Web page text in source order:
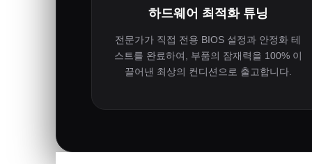
하드웨어 최적화 튜닝
전문가가 직접 전용 BIOS 설정과 안정화 테
스트를 완료하여, 부품의 잠재력을 100% 이
끌어낸 최상의 컨디션으로 출고합니다.